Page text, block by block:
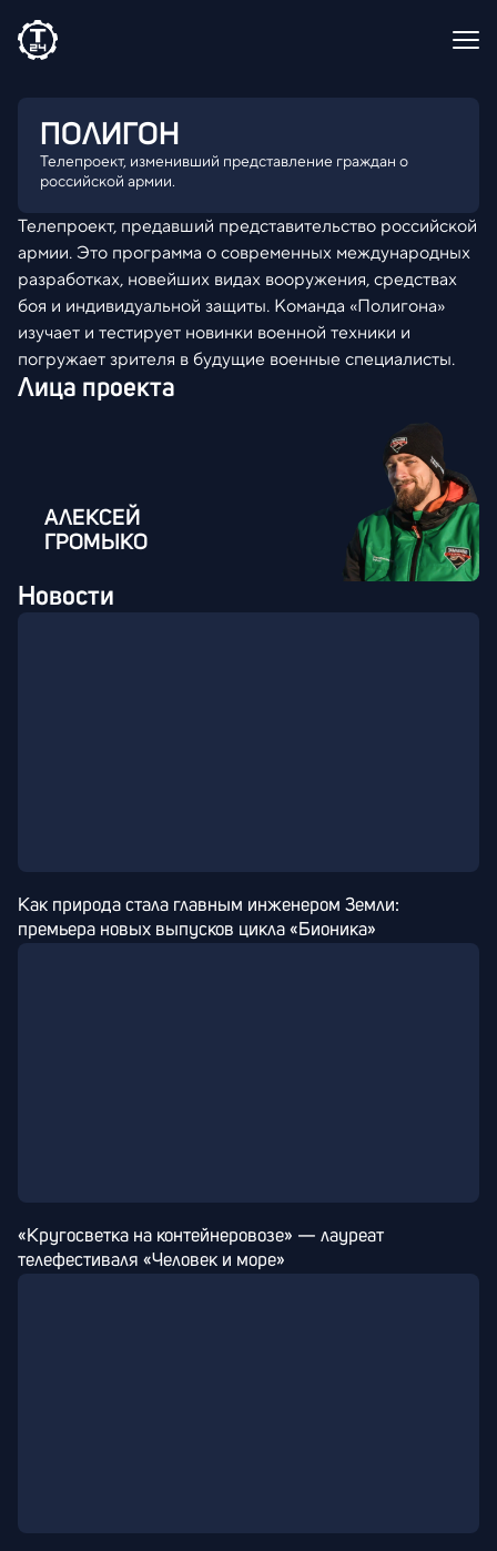
ПОЛИГОН
Телепроект, изменивший представление граждан о
российской армии.
Телепроект, предавший представительство российской
армии. Это программа о современных международных
разработках, новейших видах вооружения, средствах
боя и индивидуальной защиты. Команда «Полигона»
изучает и тестирует новинки военной техники и
погружает зрителя в будущие военные специалисты.
Лица проекта
АЛЕКСЕЙ
ГРОМЫКО
Новости
Как природа стала главным инженером Земли:
премьера новых выпусков цикла «Бионика»
«Кругосветка на контейнеровозе» — лауреат
телефестиваля «Человек и море»